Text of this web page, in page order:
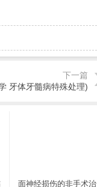
下一篇
牙体牙髓病特殊处理)
面神经损伤的非手术治